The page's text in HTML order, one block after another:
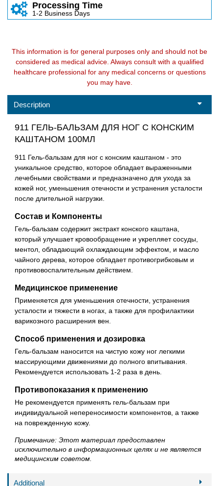
Processing Time
1-2 Business Days
This information is for general purposes only and should not be
considered as medical advice. Always consult with a qualified
healthcare professional for any medical concerns or questions
you may have.
Description
911 ГЕЛЬ-БАЛЬЗАМ ДЛЯ НОГ С КОНСКИМ
КАШТАНОМ 100МЛ
911 Гель-бальзам для ног с конским каштаном - это
уникальное средство, которое обладает выраженными
лечебными свойствами и предназначено для ухода за
кожей ног, уменьшения отечности и устранения усталости
после длительной нагрузки.
Состав и Компоненты
Гель-бальзам содержит экстракт конского каштана,
который улучшает кровообращение и укрепляет сосуды,
ментол, обладающий охлаждающим эффектом, и масло
чайного дерева, которое обладает противогрибковым и
противовоспалительным действием.
Медицинское применение
Применяется для уменьшения отечности, устранения
усталости и тяжести в ногах, а также для профилактики
варикозного расширения вен.
Способ применения и дозировка
Гель-бальзам наносится на чистую кожу ног легкими
массирующими движениями до полного впитывания.
Рекомендуется использовать 1-2 раза в день.
Противопоказания к применению
Не рекомендуется применять гель-бальзам при
индивидуальной непереносимости компонентов, а также
на поврежденную кожу.
Примечание: Этот материал предоставлен
исключительно в информационных целях и не является
медицинским советом.
Additional